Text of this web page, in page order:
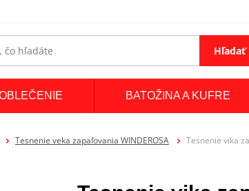
Hľadať
BATOŽINA A KUFRE
Tesnenie veka zapaľovania WINDEROSA Tesnenie vika